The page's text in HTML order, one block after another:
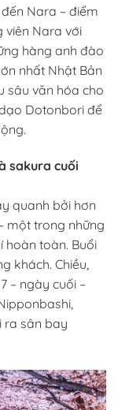
Nara – điểm
viên Nara với
hàng anh đào
nhất Nhật Bản
sâu văn hóa cho
Dotonbori để
sakura cuối
quanh bởi hơn
một trong những
hoàn toàn. Buổi
khách. Chiều,
– ngày cuối –
ra sân bay